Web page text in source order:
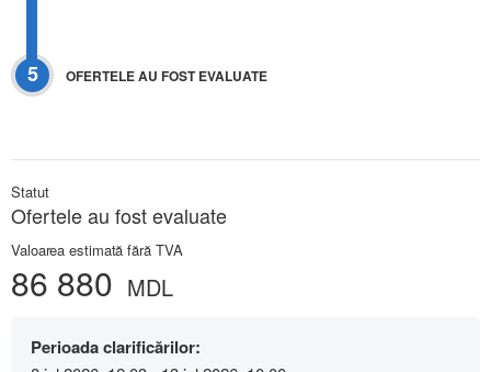
5 OFERTELE AU FOST EVALUATE
Statut
Ofertele au fost evaluate
Valoarea estimată fără TVA
86 880 MDL
Perioada clarificărilor: